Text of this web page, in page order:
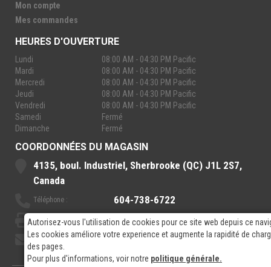
Autorisez-vous l'utilisation de cookies pour ce site web depuis ce
Les cookies améliore votre experience et augmente la rapidité de
des pages.
Pour plus d'informations, voir notre politique générale.
Mon compte
Mes commandes
HEURES D'OUVERTURE
Lundi
08:00 AM - 04:30 PM Pacific
Mardi
08:00 AM - 04:30 PM Pacific
Mercredi
08:00 AM - 04:30 PM Pacific
Jeudi
08:00 AM - 04:30 PM Pacific
Vendredi
08:00 AM - 04:30 PM Pacific
Samedi
Fermé
Dimanche
Fermé
COORDONNÉES DU MAGASIN
4135, boul. Industriel, Sherbrooke (QC) J1L 2S7,
Canada
Téléphone : 604-738-6722
Sans-Frais : 888-921-7770
Courriel: sales@rpelectronics.com